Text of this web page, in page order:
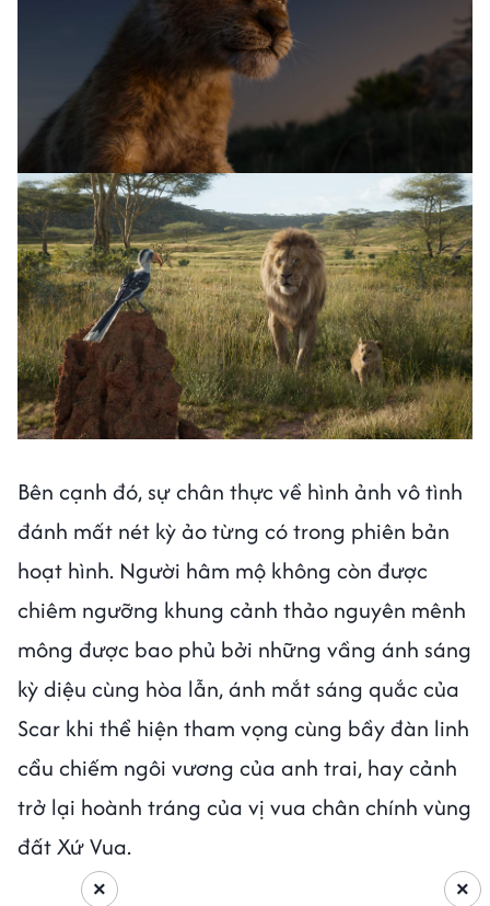
Bên cạnh đó, sự chân thực về hình ảnh vô tình
đánh mất nét kỳ ảo từng có trong phiên bản
hoạt hình. Người hâm mộ không còn được
chiêm ngưỡng khung cảnh thảo nguyên mênh
mông được bao phủ bởi những vầng ánh sáng
kỳ diệu cùng hòa lẫn, ánh mắt sáng quắc của
Scar khi thể hiện tham vọng cùng bầy đàn linh
cẩu chiếm ngôi vương của anh trai, hay cảnh
trở lại hoành tráng của vị vua chân chính vùng
đất Xứ Vua.
×
×